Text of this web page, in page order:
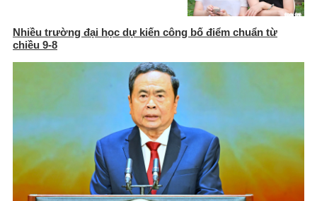
Nhiều trường đại học dự kiến công bố điểm chuẩn từ
chiều 9-8